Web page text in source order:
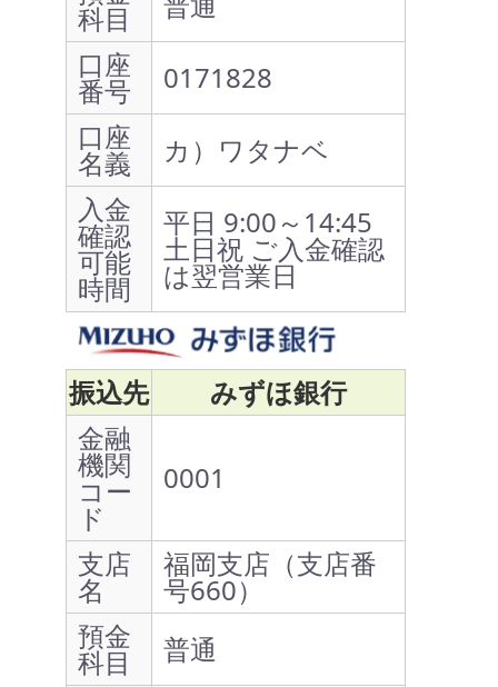
科目
口座
番号
0171828
口座
名義
カ）ワタナベ
入金
確認
可能
時間
平日 9:00～14:45
土日祝 ご入金確認
は翌営業日
振込先
みずほ銀行
金融
機関
コー
ド
0001
支店
名
福岡支店（支店番
号660）
預金
科目
普通